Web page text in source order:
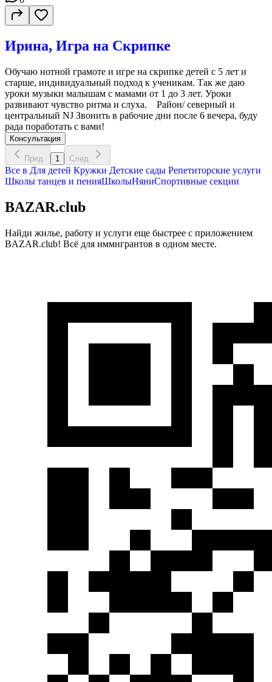
Ирина, Игра на Скрипке
Обучаю нотной грамоте и игре на скрипке детей с 5 лет и
старше, индивидуальный подход к ученикам. Так же даю
уроки музыки малышам с мамами от 1 до 3 лет. Уроки
развивают чувство ритма и слуха. Район/ северный и
центральный NJ Звонить в рабочие дни после 6 вечера, буду
рада поработать с вами!
Консультация
Пред. 1 След.
Все в Для детей Кружки Детские сады Репетиторские услуги
Школы танцев и пенияШколыНяниСпортивные секции
BAZAR.club
Найди жилье, работу и услуги еще быстрее с приложением
BAZAR.club! Всё для иммигрантов в одном месте.